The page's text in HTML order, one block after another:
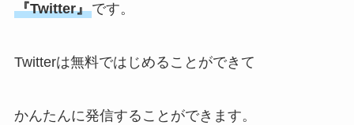
『Twitter』です。
Twitterは無料ではじめることができて
かんたんに発信することができます。